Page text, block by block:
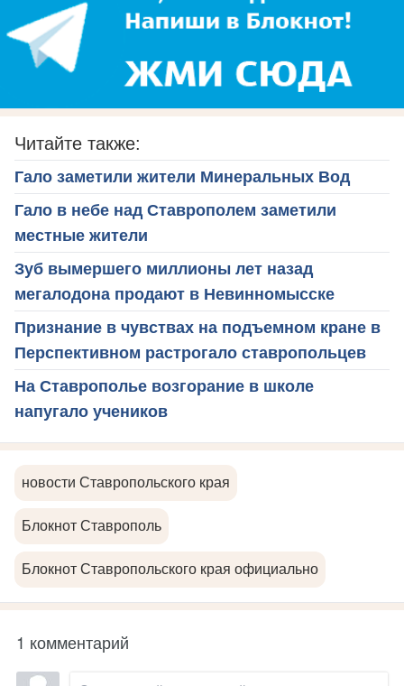
Читайте также:
Гало заметили жители Минеральных Вод
Гало в небе над Ставрополем заметили
местные жители
Зуб вымершего миллионы лет назад
мегалодона продают в Невинномысске
Признание в чувствах на подъемном кране в
Перспективном растрогало ставропольцев
На Ставрополье возгорание в школе
напугало учеников
новости Ставропольского края
Блокнот Ставрополь
Блокнот Ставропольского края официально
1 комментарий